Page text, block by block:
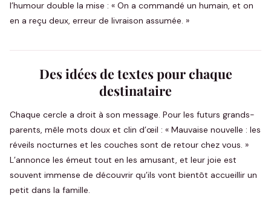
l’humour double la mise : « On a commandé un humain, et on
en a reçu deux, erreur de livraison assumée. »
Des idées de textes pour chaque
destinataire
Chaque cercle a droit à son message. Pour les futurs grands-
parents, mêle mots doux et clin d’œil : « Mauvaise nouvelle : les
réveils nocturnes et les couches sont de retour chez vous. »
L’annonce les émeut tout en les amusant, et leur joie est
souvent immense de découvrir qu’ils vont bientôt accueillir un
petit dans la famille.